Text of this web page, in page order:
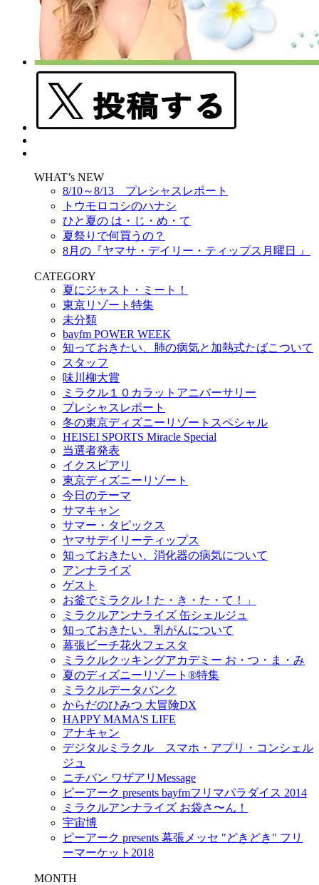
WHAT’s NEW
8/10～8/13 プレシャスレポート
トウモロコシのハナシ
ひと夏の は・じ・め・て
夏祭りで何買うの？
8月の『ヤマサ・デイリー・ティップス月曜日 』
CATEGORY
夏にジャスト・ミート！
東京リゾート特集
未分類
bayfm POWER WEEK
知っておきたい、肺の病気と加熱式たばこついて
スタッフ
味川柳大賞
ミラクル１０カラットアニバーサリー
プレシャスレポート
冬の東京ディズニーリゾートスペシャル
HEISEI SPORTS Miracle Special
当選者発表
イクスピアリ
東京ディズニーリゾート
今日のテーマ
サマキャン
サマー・タピックス
ヤマサデイリーティップス
知っておきたい、消化器の病気について
アンナライズ
ゲスト
お釜でミラクル！た・き・た・て！」
ミラクルアンナライズ 缶シェルジュ
知っておきたい、乳がんについて
幕張ビーチ花火フェスタ
ミラクルクッキングアカデミー お・つ・ま・み
夏のディズニーリゾート®特集
ミラクルデータバンク
からだのひみつ 大冒険DX
HAPPY MAMA'S LIFE
アナキャン
デジタルミラクル スマホ・アプリ・コンシェル
ジュ
ニチバン ワザアリMessage
ピーアーク presents bayfmフリマパラダイス 2014
ミラクルアンナライズ お袋さ〜ん！
宇宙博
ピーアーク presents 幕張メッセ "どきどき" フリ
ーマーケット2018
MONTH